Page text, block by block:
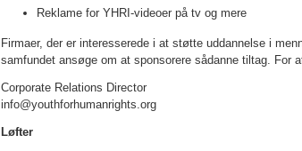
Reklame for YHRI-videoer på tv og mere
Firmaer, der er interesserede i at støtte uddannelse i
samfundet ansøge om at sponsorere sådanne tiltag. For
Corporate Relations Director
info@youthforhumanrights.org
Løfter